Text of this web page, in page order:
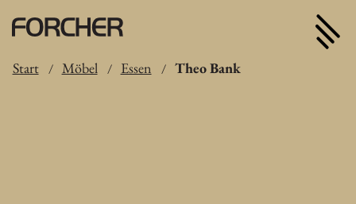
Start / Möbel / Essen / Theo Bank